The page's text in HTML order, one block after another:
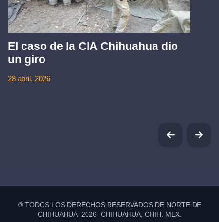
El caso de la CIA Chihuahua dio
un giro
28 abril, 2026
® TODOS LOS DERECHOS RESERVADOS DE NORTE DE
CHIHUAHUA 2026 CHIHUAHUA, CHIH. MEX.